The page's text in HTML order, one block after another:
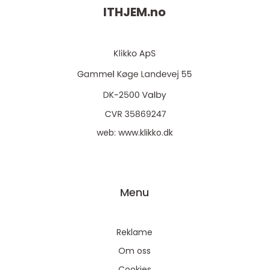
ITHJEM.no
web: www.klikko.dk
Menu
Reklame
Om oss